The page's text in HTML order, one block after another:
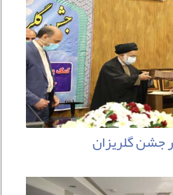
جشن گلریزان